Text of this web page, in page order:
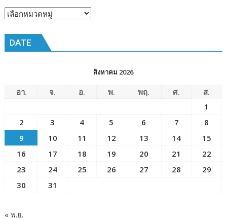
หัวข้อ
DATE
สิงหาคม 2026
อา. จ. อ. พ. พฤ. ศ.
ส.
1
2
3 4 5 6 7
8
9
10 11 12 13 14
15
16
17 18 19 20 21
22
23
24 25 26 27 28
29
30
31
« พ.ย.